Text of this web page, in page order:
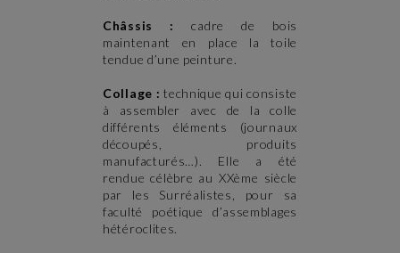
Châssis :cadre de bois
maintenant en place la toile
tendue d’une peinture.
Collage :technique qui consiste
à assembler avec de la colle
différents éléments (journaux
découpés, produits
manufacturés…). Elle a été
rendue célèbre au XXème siècle
par les Surréalistes, pour sa
faculté poétique d’assemblages
hétéroclites.